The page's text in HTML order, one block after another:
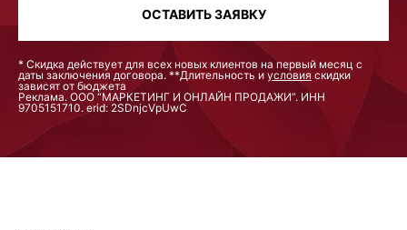
ОСТАВИТЬ ЗАЯВКУ
* Скидка действует для всех новых клиентов на первый месяц с
даты заключения договора. **Длительность и условия скидки
зависят от бюджета
Реклама. ООО “МАРКЕТИНГ И ОНЛАЙН ПРОДАЖИ”. ИНН
9705151710. erid: 2SDnjcVpUwC